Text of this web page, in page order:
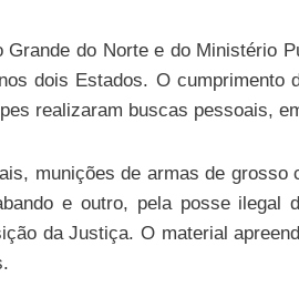
do Norte e do Ministério
dois Estados. O cumprimento
realizaram buscas pessoais,
munições de armas de
e outro, pela posse
da Justiça. O material